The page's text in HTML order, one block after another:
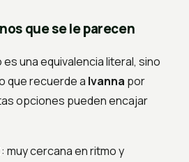
que se le parecen
una equivalencia literal, sino
que recuerde a Ivanna por
opciones pueden encajar
: muy cercana en ritmo y